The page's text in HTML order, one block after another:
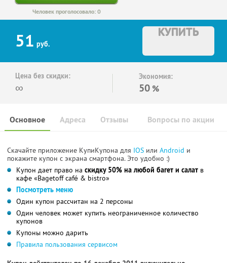
Человек проголосовало: 0
51 руб.
КУПИТЬ
Цена без скидки:
∞
Экономия:
50 %
Основное Отзывы Вопросы по акции
Адреса
Скачайте приложение КупиКупона для IOS или Android и
покажите купон с экрана смартфона. Это удобно :)
Купон дает право на скидку 50% на любой багет и салат в
кафе «Bagetoff café & bistro»
Посмотреть меню
Один купон рассчитан на 2 персоны
Один человек может купить неограниченное количество
купонов
Купоны можно дарить
Правила пользования сервисом